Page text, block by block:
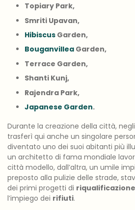
Topiary Park,
Smriti Upavan,
Hibiscus Garden,
Bouganvillea Garden,
Terrace Garden,
Shanti Kunj,
Rajendra Park,
Japanese Garden.
Durante la creazione della città,
trasferì qui anche un singolare
diventato uno dei suoi abitanti più
un architetto di fama mondiale
città modello, dall’altra, un umile
preposto alla pulizie delle strade,
dei primi progetti di
l’impiego dei rifiuti.